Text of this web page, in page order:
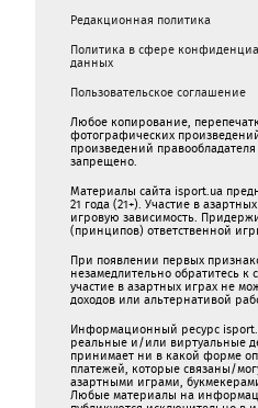
Редакционная политика
Политика в сфере
данных
Пользовательское соглашение
Любое копирование,
фотографических
произведений
запрещено.
Материалы сайта isport.ua
21 года (21+). Участие в
игровую зависимость.
(принципов) ответственной
При появлении первых
незамедлительно обратитесь к
участие в азартных играх не
доходов или альтернативой
Информационный ресурс
реальные и/или виртуальные
принимает ни в какой форме
платежей, которые связаны/
азартными игрaми,
Любые материалы на